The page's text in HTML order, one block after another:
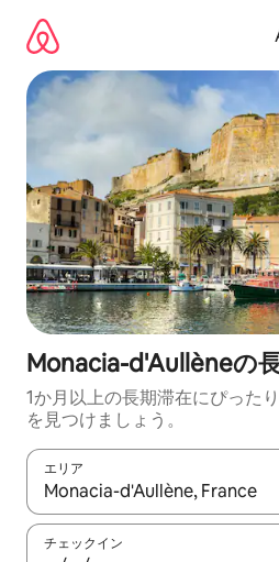
Monacia-d'Aullèneの
1か月以上の長期滞在にぴった
を見つけましょう。
エリア
検索結果が表示されたら、上下
チェックイン